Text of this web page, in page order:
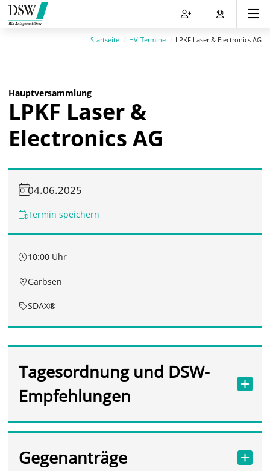
Direkt
zum
Inhalt
Direkt
zum
Hauptmenu
Direkt
zur
Suche
Direkt
zum
Footer
Startseite HV-Termine LPKF Laser & Electronics AG
Hauptversammlung
LPKF Laser &
Electronics AG
04.06.2025
Termin speichern
10:00 Uhr
Garbsen
SDAX®
Tagesordnung und DSW-
Empfehlungen
Gegenanträge